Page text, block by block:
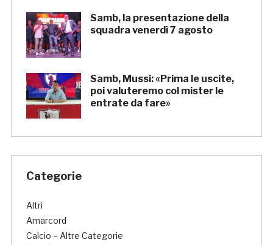
Samb, la presentazione della
squadra venerdì 7 agosto
Samb, Mussi: «Prima le uscite,
poi valuteremo col mister le
entrate da fare»
Categorie
Altri
Amarcord
Calcio – Altre Categorie